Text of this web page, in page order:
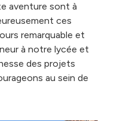
aventure sont à
ces
remarquable et
à notre lycée et
des projets
au sein de